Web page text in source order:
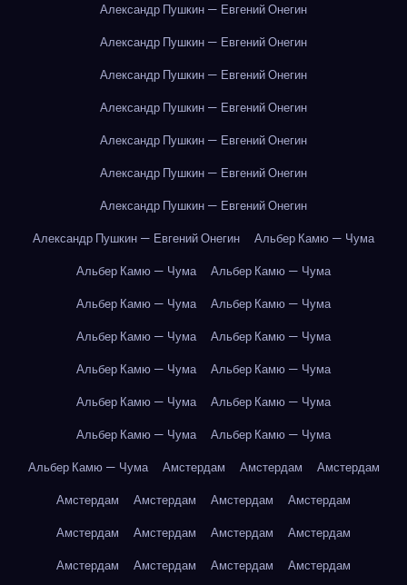
Александр Пушкин — Евгений Онегин
Александр Пушкин — Евгений Онегин
Александр Пушкин — Евгений Онегин
Александр Пушкин — Евгений Онегин
Александр Пушкин — Евгений Онегин
Александр Пушкин — Евгений Онегин
Александр Пушкин — Евгений Онегин
Александр Пушкин — Евгений Онегин
Альбер Камю — Чума
Альбер Камю — Чума
Альбер Камю — Чума
Альбер Камю — Чума
Альбер Камю — Чума
Альбер Камю — Чума
Альбер Камю — Чума
Альбер Камю — Чума
Альбер Камю — Чума
Альбер Камю — Чума
Альбер Камю — Чума
Альбер Камю — Чума
Альбер Камю — Чума
Альбер Камю — Чума
Амстердам Амстердам
Амстердам
Амстердам
Амстердам Амстердам
Амстердам
Амстердам
Амстердам Амстердам
Амстердам
Амстердам
Амстердам Амстердам
Амстердам